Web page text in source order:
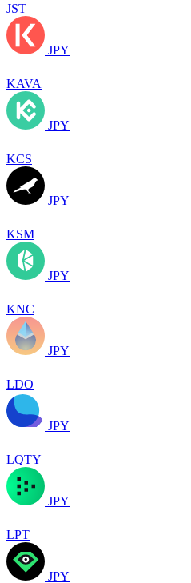
JST
JPY
KAVA
JPY
KCS
JPY
KSM
JPY
KNC
JPY
LDO
JPY
LQTY
JPY
LPT
JPY